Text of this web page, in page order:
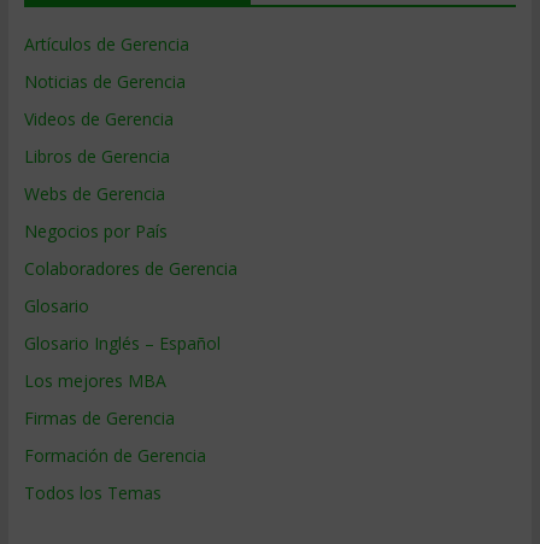
Artículos de Gerencia
Noticias de Gerencia
Videos de Gerencia
Libros de Gerencia
Webs de Gerencia
Negocios por País
Colaboradores de Gerencia
Glosario
Glosario Inglés – Español
Los mejores MBA
Firmas de Gerencia
Formación de Gerencia
Todos los Temas